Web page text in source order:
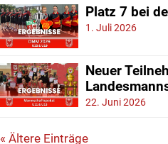
Platz 7 bei
1. Juli 2026
Neuer
22. Juni 2026
« Ältere Einträge